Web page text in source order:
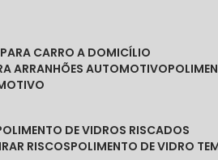
PARA CARRO A DOMICÍLIO
ARRANHÕES AUTOMOTIVO
POLIMENTO DE VIDROS RISCADOS
RISCOS POLIMENTO DE VIDRO